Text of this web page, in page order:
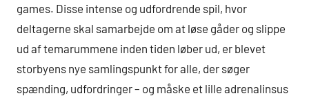
games. Disse intense og udfordrende spil, hvor
deltagerne skal samarbejde om at løse gåder og slippe
ud af temarummene inden tiden løber ud, er blevet
storbyens nye samlingspunkt for alle, der søger
spænding, udfordringer – og måske et lille adrenalinsus